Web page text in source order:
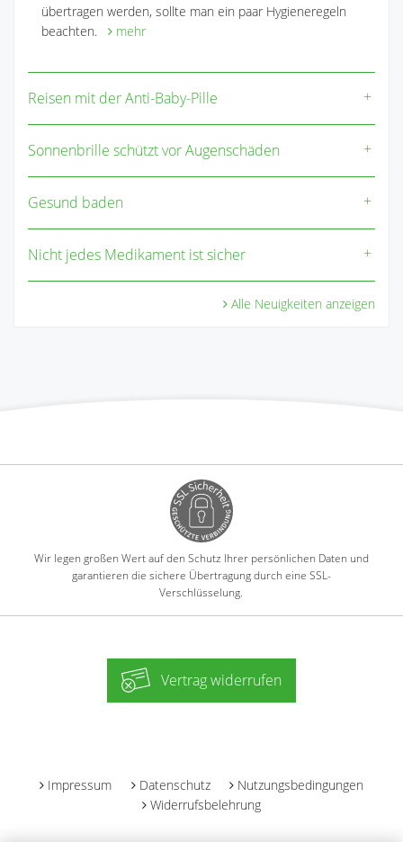
übertragen werden, sollte man ein paar Hygieneregeln
beachten.
mehr
Reisen mit der Anti-Baby-Pille
Sonnenbrille schützt vor Augenschäden
Gesund baden
Nicht jedes Medikament ist sicher
Alle Neuigkeiten anzeigen
Wir legen großen Wert auf den Schutz Ihrer persönlichen Daten und
garantieren die sichere Übertragung durch eine SSL-
Verschlüsselung.
Vertrag widerrufen
Impressum Datenschutz
Nutzungsbedingungen
Widerrufsbelehrung